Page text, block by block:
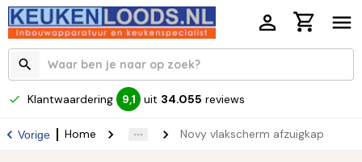
Klantwaardering 9,1 uit 34.055 reviews
Vorige Home Novy vlakscherm afzuigkap